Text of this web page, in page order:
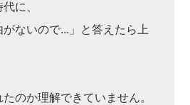
に、
がないので...」と答えたら上
のか理解できていません。